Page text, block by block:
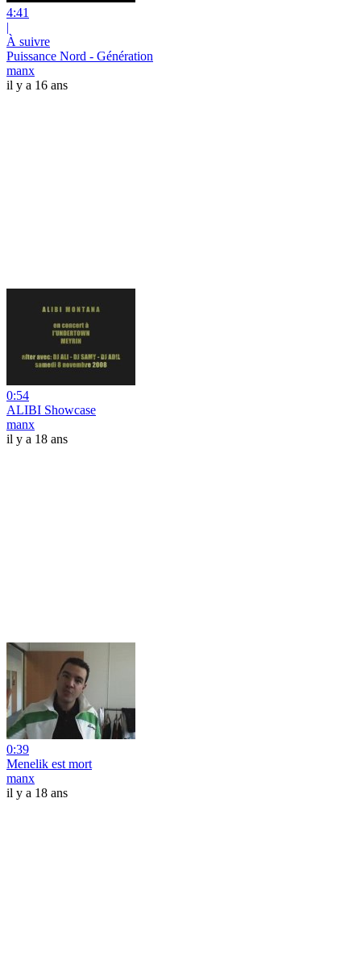
4:41
|
À suivre
Puissance Nord - Génération
manx
il y a 16 ans
0:54
ALIBI Showcase
manx
il y a 18 ans
0:39
Menelik est mort
manx
il y a 18 ans